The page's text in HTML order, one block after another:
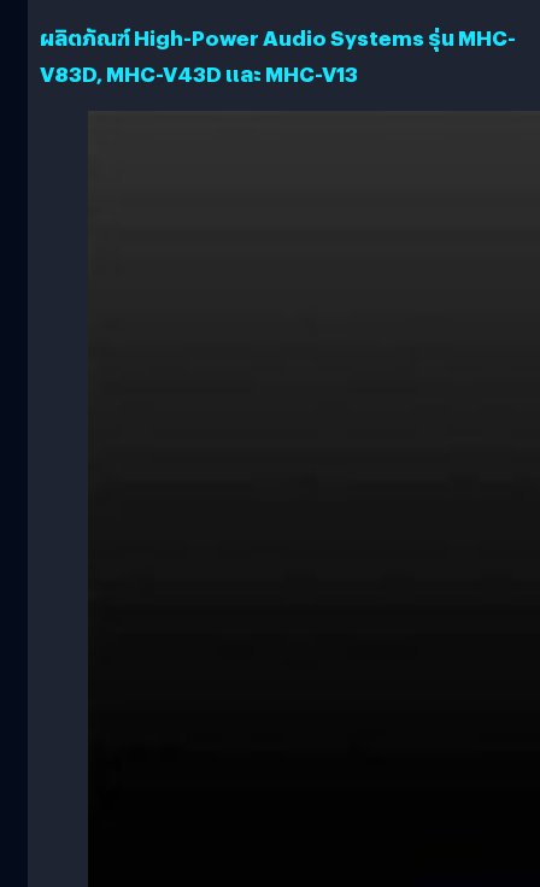
ผลิตภัณฑ์ High-Power Audio Systems รุ่น MHC-
V83D, MHC-V43D และ MHC-V13